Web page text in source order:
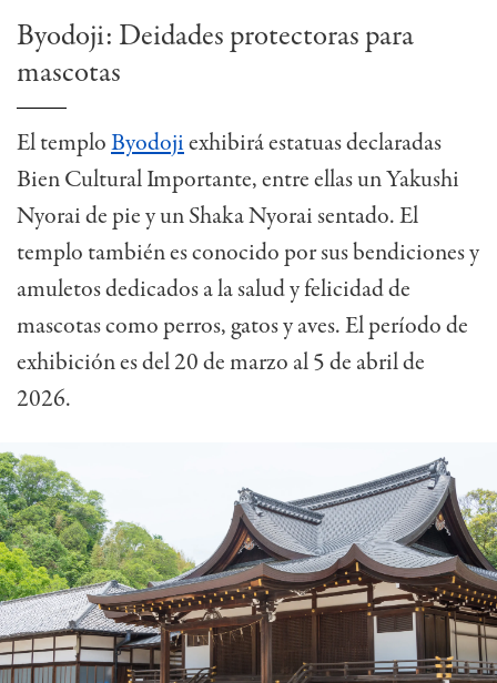
Byodoji: Deidades protectoras para
mascotas
El temploByodojiexhibirá estatuas declaradas
Bien Cultural Importante, entre ellas un Yakushi
Nyorai de pie y un Shaka Nyorai sentado. El
templo también es conocido por sus bendiciones y
amuletos dedicados a la salud y felicidad de
mascotas como perros, gatos y aves.El período de
exhibición es del 20 de marzo al 5 de abril de
2026.